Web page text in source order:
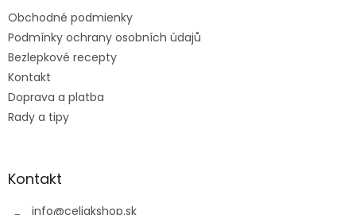
e
Obchodné podmienky
Podmínky ochrany osobních údajů
Bezlepkové recepty
Kontakt
Doprava a platba
Rady a tipy
Kontakt
info@celiakshop.sk